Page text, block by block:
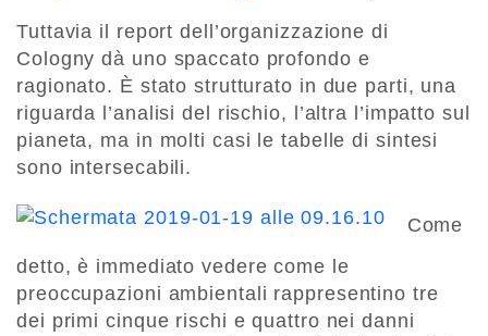
Tuttavia il report dell’organizzazione di
Cologny dà uno spaccato profondo e
ragionato. È stato strutturato in due parti, una
riguarda l’analisi del rischio, l’altra l’impatto sul
pianeta, ma in molti casi le tabelle di sintesi
sono intersecabili.
Come
detto, è immediato vedere come le
preoccupazioni ambientali rappresentino tre
dei primi cinque rischi e quattro nei danni